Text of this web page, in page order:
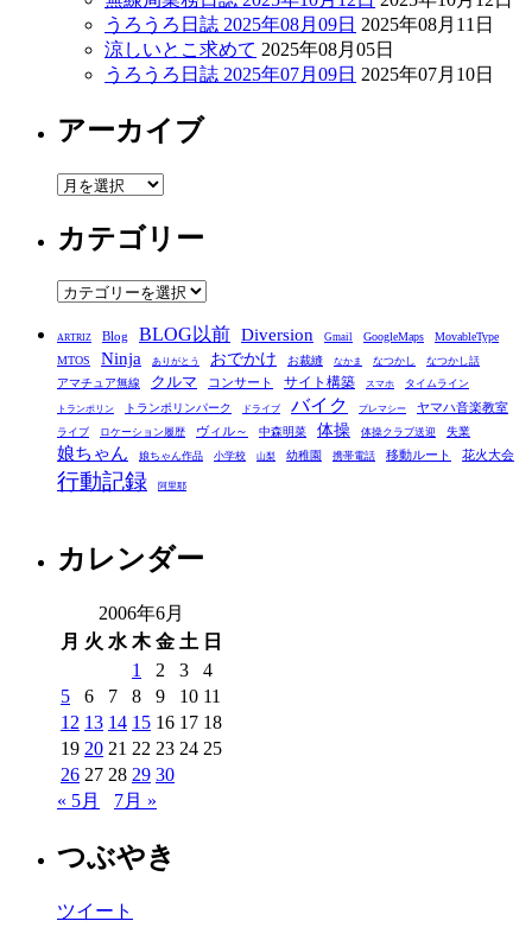
うろうろ日誌 2025年08月09日 2025年08月11日
涼しいとこ求めて 2025年08月05日
うろうろ日誌 2025年07月09日 2025年07月10日
アーカイブ
ア
カ
イ
ブ
カテゴリー
カ
ゴ
リ
ー
ARTRIZ Blog BLOG以前 Diversion Gmail GoogleMaps
MovableType
MTOS
Ninja ありがとう おでかけ お裁縫 なかま なつかし なつかし話
アマチュア無線 クルマ コンサート サイト構築 スマホ タイムライン
トランポリン トランポリンパーク ドライブ バイク プレマシー ヤマハ音楽教室
ライブ ロケーション履歴 ヴィル～ 中森明菜 体操 体操クラブ送迎 失業
娘ちゃん 娘ちゃん作品 小学校 山梨 幼稚園 携帯電話 移動ルート 花火大会
行動記録 阿里耶
カレンダー
2006年6月
月 火 水 木 金 土 日
1
2 3
4
5
6 7 8 9 10 11
12 13 14 15 16 17 18
19 20 21 22 23 24 25
26 27 28 29 30
« 5月
7月 »
つぶやき
ツイート